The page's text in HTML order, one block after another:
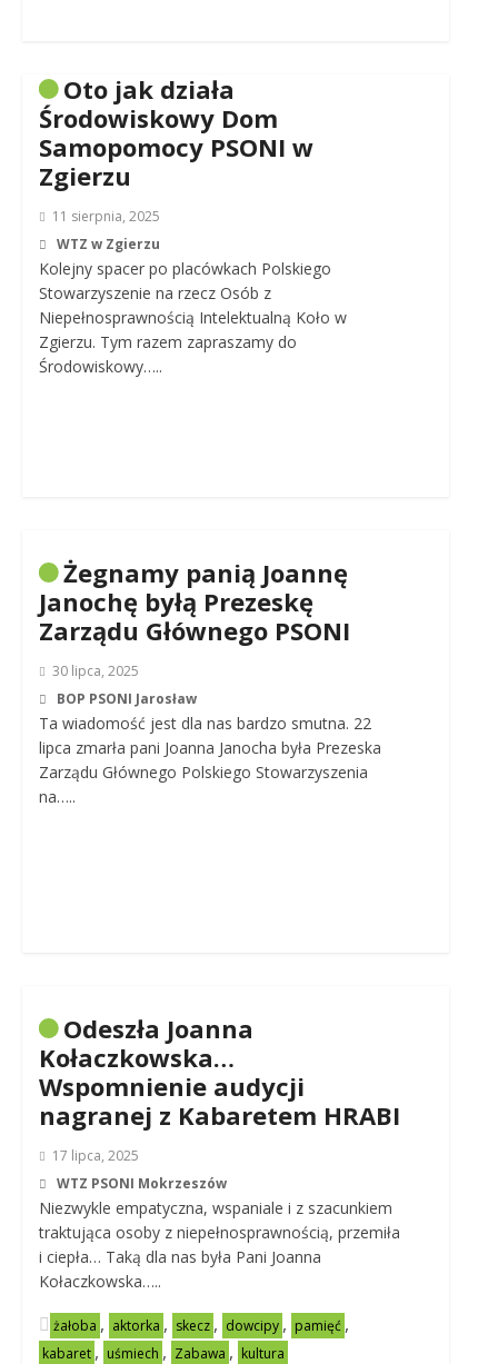
Oto jak działa
Środowiskowy Dom
Samopomocy PSONI w
Zgierzu
11 sierpnia, 2025
WTZ w Zgierzu
Kolejny spacer po placówkach Polskiego
Stowarzyszenie na rzecz Osób z
Niepełnosprawnością Intelektualną Koło w
Zgierzu. Tym razem zapraszamy do
Środowiskowy…..
Żegnamy panią Joannę
Janochę byłą Prezeskę
Zarządu Głównego PSONI
30 lipca, 2025
BOP PSONI Jarosław
Ta wiadomość jest dla nas bardzo smutna. 22
lipca zmarła pani Joanna Janocha była Prezeska
Zarządu Głównego Polskiego Stowarzyszenia
na…..
Odeszła Joanna
Kołaczkowska…
Wspomnienie audycji
nagranej z Kabaretem HRABI
17 lipca, 2025
WTZ PSONI Mokrzeszów
Niezwykle empatyczna, wspaniale i z szacunkiem
traktująca osoby z niepełnosprawnością, przemiła
i ciepła… Taką dla nas była Pani Joanna
Kołaczkowska…..
żałoba , aktorka , skecz , dowcipy , pamięć ,
kabaret , uśmiech , Zabawa , kultura